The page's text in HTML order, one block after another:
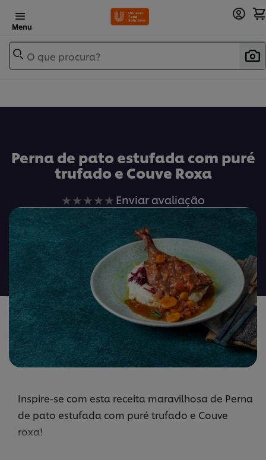
Menu
O que procura?
Perna de pato estufada com puré
trufado e Couve Roxa
Nenhuma
avaliação
enviada
para
este
recipe
Enviar avaliação
Inspire-se com esta receita maravilhosa de Perna
de pato estufada com puré trufado e Couve
roxa!